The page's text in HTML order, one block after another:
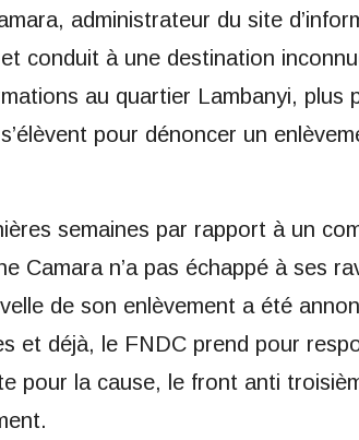
administrateur du site
conduit à une destination
au quartier Lambanyi, plus
pour dénoncer un
semaines par rapport à un
Camara n’a pas échappé à ses
de son enlèvement a été
et déjà, le FNDC prend pour
pour la cause, le front anti